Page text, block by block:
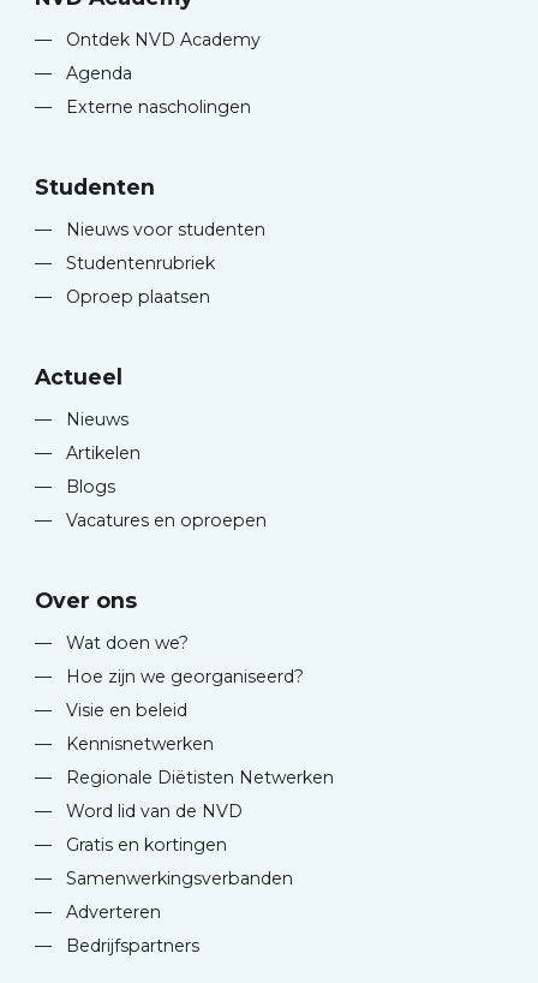
—
Ontdek NVD Academy
—
Agenda
—
Externe nascholingen
Studenten
—
Nieuws voor studenten
—
Studentenrubriek
—
Oproep plaatsen
Actueel
—
Nieuws
—
Artikelen
—
Blogs
—
Vacatures en oproepen
Over ons
—
Wat doen we?
—
Hoe zijn we georganiseerd?
—
Visie en beleid
—
Kennisnetwerken
—
Regionale Diëtisten Netwerken
—
Word lid van de NVD
—
Gratis en kortingen
—
Samenwerkingsverbanden
—
Adverteren
—
Bedrijfspartners